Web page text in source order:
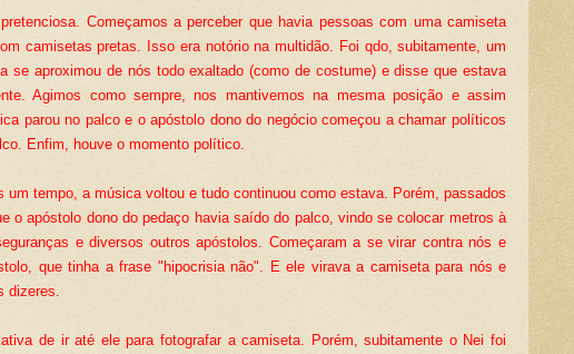
Começamos a perceber que havia pessoas com uma camiseta
camisetas pretas. Isso era notório na multidão. Foi qdo, subitamente, um
se aproximou de nós todo exaltado (como de costume) e disse que estava
Agimos como sempre, nos mantivemos na mesma posição e assim
parou no palco e o apóstolo dono do negócio começou a chamar políticos
Enfim, houve o momento político.
um tempo, a música voltou e tudo continuou como estava. Porém, passados
o apóstolo dono do pedaço havia saído do palco, vindo se colocar metros à
e diversos outros apóstolos. Começaram a se virar contra nós e
que tinha a frase "hipocrisia não". E ele virava a camiseta para nós e
dizeres.
de ir até ele para fotografar a camiseta. Porém, subitamente o Nei foi